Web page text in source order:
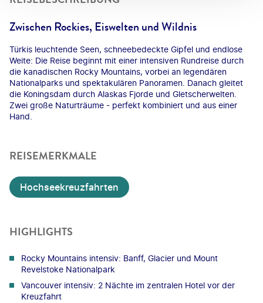
Zwischen Rockies, Eiswelten und Wildnis
Türkis leuchtende Seen, schneebedeckte Gipfel und endlose
Weite: Die Reise beginnt mit einer intensiven Rundreise durch
die kanadischen Rocky Mountains, vorbei an legendären
Nationalparks und spektakulären Panoramen. Danach gleitet
die Koningsdam durch Alaskas Fjorde und Gletscherwelten.
Zwei große Naturträume - perfekt kombiniert und aus einer
Hand.
REISEMERKMALE
Hochseekreuzfahrten
HIGHLIGHTS
Rocky Mountains intensiv: Banff, Glacier und Mount
Revelstoke Nationalpark
Vancouver intensiv: 2 Nächte im zentralen Hotel vor der
Kreuzfahrt